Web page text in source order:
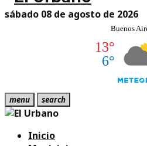
sábado 08 de agosto de 2026
menu search
Inicio